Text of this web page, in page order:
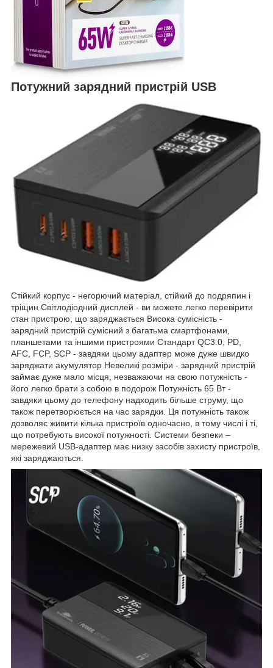
Потужний зарядний пристрій USB
Стійкий корпус - негорючий матеріал, стійкий до подряпин і
тріщин Світлодіодний дисплей - ви можете легко перевірити
стан пристрою, що заряджається Висока сумісність -
зарядний пристрій сумісний з багатьма смартфонами,
планшетами та іншими пристроями Стандарт QC3.0, PD,
AFC, FCP, SCP - завдяки цьому адаптер може дуже швидко
заряджати акумулятор Невеликі розміри - зарядний пристрій
займає дуже мало місця, незважаючи на свою потужність -
його легко брати з собою в подорож Потужність 65 Вт -
завдяки цьому до телефону надходить більше струму, що
також перетворюється на час зарядки. Ця потужність також
дозволяє живити кілька пристроїв одночасно, в тому числі і ті,
що потребують високої потужності. Системи безпеки –
мережевий USB-адаптер має низку засобів захисту пристроїв,
які заряджаються.